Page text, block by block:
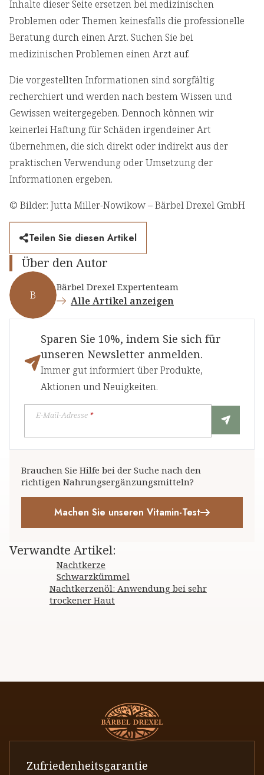
Inhalte dieser Seite ersetzen bei medizinischen
Problemen oder Themen keinesfalls die professionelle
Beratung durch einen Arzt. Suchen Sie bei
medizinischen Problemen einen Arzt auf.
Die vorgestellten Informationen sind sorgfältig
recherchiert und werden nach bestem Wissen und
Gewissen weitergegeben. Dennoch können wir
keinerlei Haftung für Schäden irgendeiner Art
übernehmen, die sich direkt oder indirekt aus der
praktischen Verwendung oder Umsetzung der
Informationen ergeben.
© Bilder: Jutta Miller-Nowikow – Bärbel Drexel GmbH
Teilen Sie diesen Artikel
Über den Autor
B
Bärbel Drexel Expertenteam
Alle Artikel anzeigen
Sparen Sie 10%, indem Sie sich für
unseren Newsletter anmelden.
Immer gut informiert über Produkte,
Aktionen und Neuigkeiten.
E-Mail-Adresse *
Brauchen Sie Hilfe bei der Suche nach den
richtigen Nahrungsergänzungsmitteln?
Machen Sie unseren Vitamin-Test
Verwandte Artikel:
Nachtkerze
Schwarzkümmel
Nachtkerzenöl: Anwendung bei sehr
trockener Haut
Zufriedenheitsgarantie